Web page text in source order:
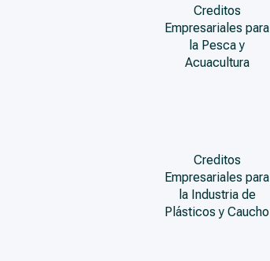
Creditos
Empresariales para
la Pesca y
Acuacultura
Creditos
Empresariales para
la Industria de
Plásticos y Caucho